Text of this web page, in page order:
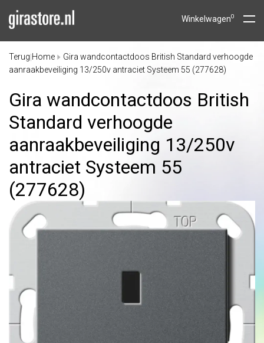
Winkelwagen0
Terug Home
Gira wandcontactdoos British Standard verhoogde
aanraakbeveiliging 13/250v antraciet Systeem 55 (277628)
Gira wandcontactdoos British
Standard verhoogde
aanraakbeveiliging 13/250v
antraciet Systeem 55
(277628)